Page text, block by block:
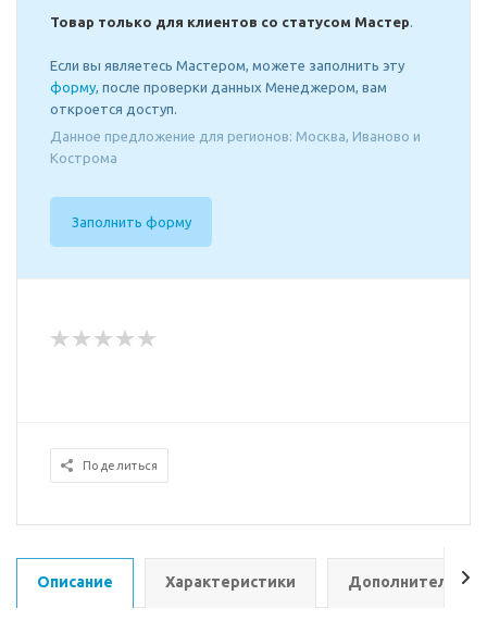
Товар только для клиентов со статусом Мастер.
Если вы являетесь Мастером, можете заполнить эту
форму, после проверки данных Менеджером, вам
откроется доступ.
Данное предложение для регионов: Москва, Иваново и
Кострома
Заполнить форму
Поделиться
Описание Характеристики Дополнительно